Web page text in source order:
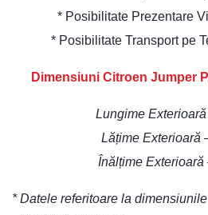
* Posibilitate Prezentare
* Posibilitate Transport pe
Dimensiuni Citroen Jumper
Lungime
Lățime Exterioară
Înălțime Exterioară
* Datele referitoare la